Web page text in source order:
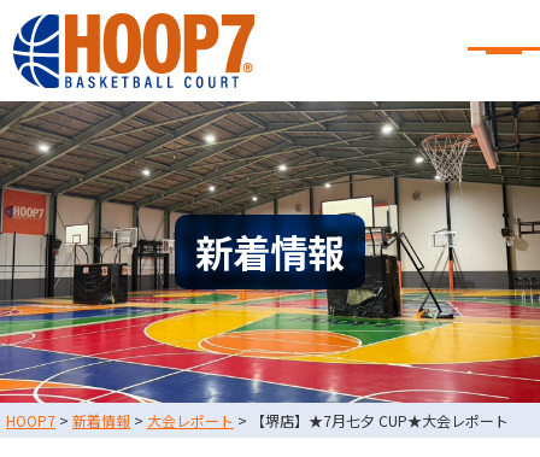
大阪・東大阪・堺のバスケコートレンタル｜HOOP7
大阪・東大阪・堺のバスケコート
レンタル｜HOOP7
HOME
初めての方へ
東大阪店
堺店
大会・イベント情報
HOOPERSスクール
バスケ×BBQ
お知らせ
スタッフブログ
お問い合わせ
利用規約
運営会社情報
採用情報
新着情報
HOOP7 > 新着情報 > 大会レポート > 【堺店】★7月七夕 CUP★大会レポート